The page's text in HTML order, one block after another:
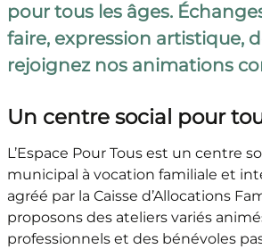
pour tous les âges.
faire, expression artistique,
rejoignez nos animations
Un centre social pour
L’Espace Pour Tous est un centre
municipal à vocation familiale et
agréé par la Caisse d’Allocations
proposons des ateliers variés
professionnels et des bénévoles